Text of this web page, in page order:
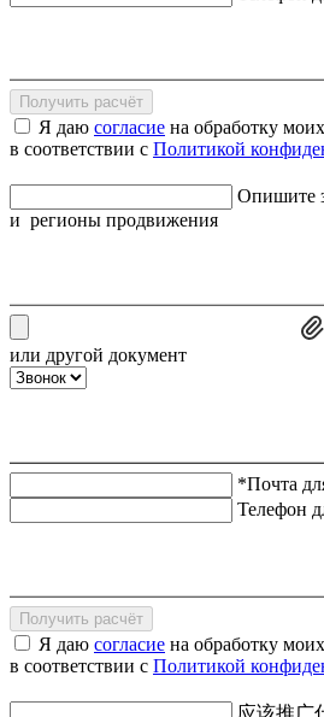
Получить расчёт
Я даю согласие на обработку
в соответствии с Политикой
Опишите
и регионы продвижения
или другой документ
*Почта
Телефон
Получить расчёт
Я даю согласие на обработку
в соответствии с Политикой
应该推广